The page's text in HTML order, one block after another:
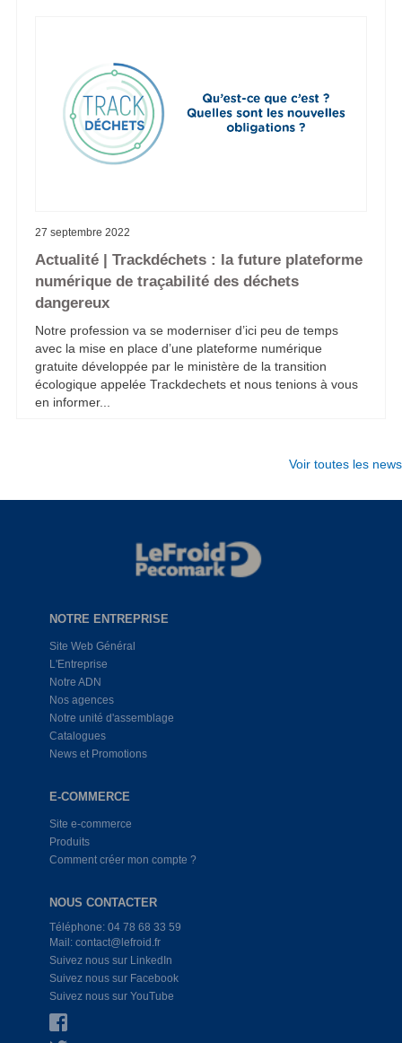
27 septembre 2022
Actualité | Trackdéchets : la future plateforme
numérique de traçabilité des déchets
dangereux
Notre profession va se moderniser d’ici peu de temps
avec la mise en place d’une plateforme numérique
gratuite développée par le ministère de la transition
écologique appelée Trackdechets et nous tenions à vous
en informer...
Voir toutes les news
NOTRE ENTREPRISE
Site Web Général
L'Entreprise
Notre ADN
Nos agences
Notre unité d'assemblage
Catalogues
News et Promotions
E-COMMERCE
Site e-commerce
Produits
Comment créer mon compte ?
NOUS CONTACTER
Téléphone: 04 78 68 33 59
Mail: contact@lefroid.fr
Suivez nous sur LinkedIn
Suivez nous sur Facebook
Suivez nous sur YouTube